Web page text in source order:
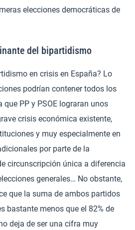
elecciones democráticas de
del bipartidismo
en crisis en España? Lo
podrían contener todos los
PP y PSOE lograran unos
crisis económica existente,
y muy especialmente en
por parte de la
circunscripción única a diferencia
generales… No obstante,
que la suma de ambos partidos
bastante menos que el 82% de
deja de ser una cifra muy